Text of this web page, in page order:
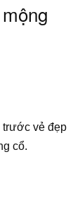
trước vẻ đẹp
cổ.